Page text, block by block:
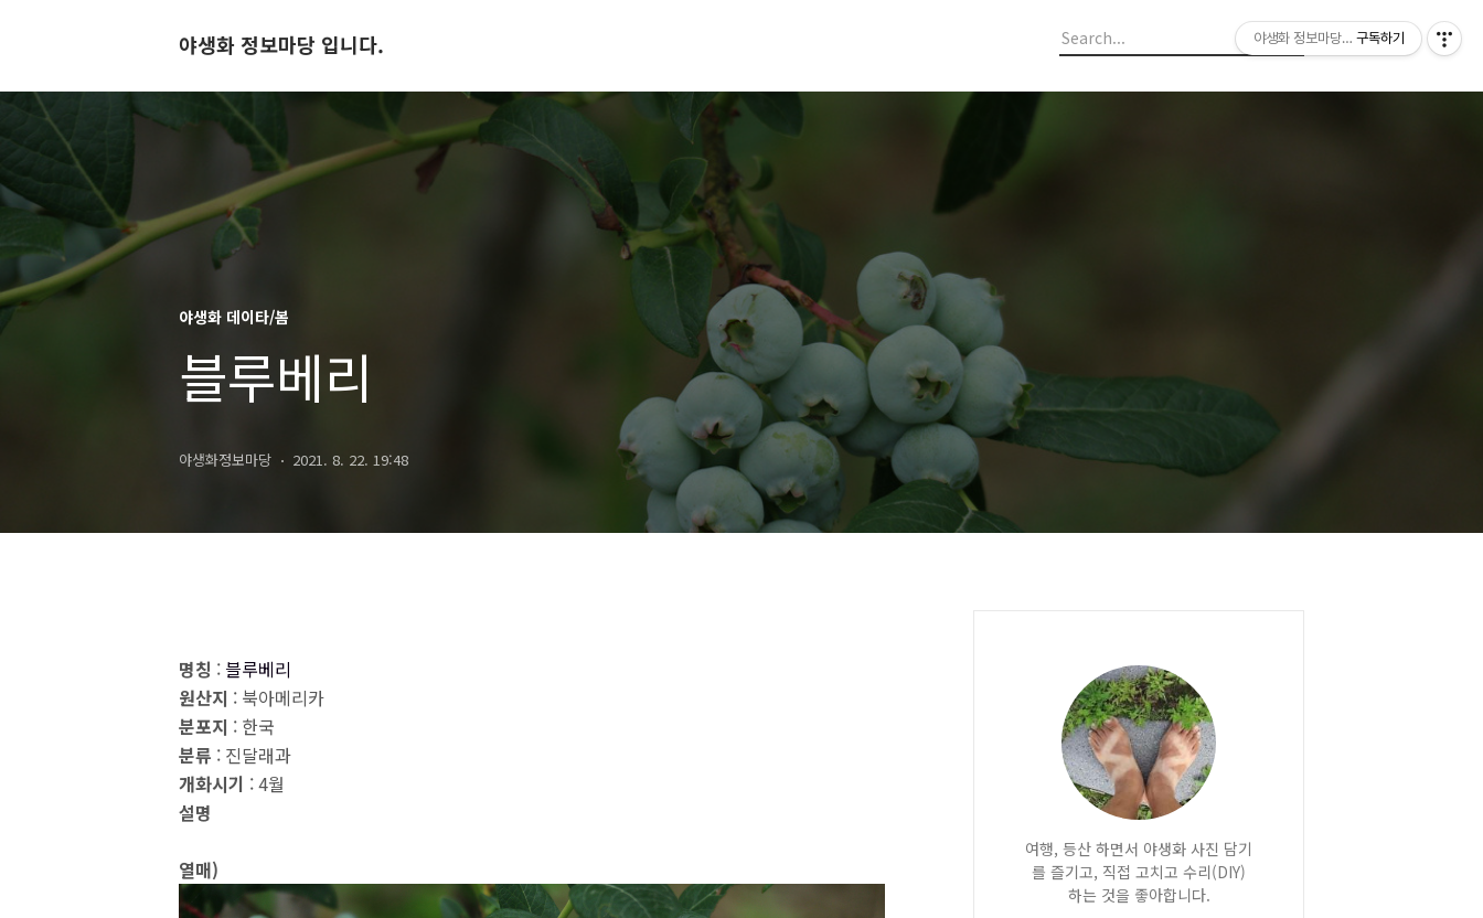
야생화 정보마당 입니다.
야생화 데이타/봄
블루베리
야생화정보마당 2021. 8. 22. 19:48
명칭 : 블루베리
원산지 : 북아메리카
분포지 : 한국
분류 : 진달래과
개화시기 : 4월
설명
열매)
여행, 등산 하면서 야생화 사진 담기
를 즐기고, 직접 고치고 수리(DIY)
하는 것을 좋아합니다.
야생화 정보마당 입니다.
구독하기